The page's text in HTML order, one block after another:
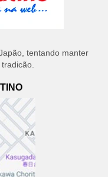
tentando manter